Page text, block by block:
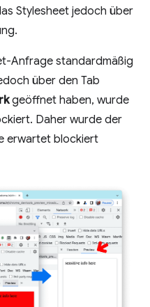
Stylesheet jedoch über
Anfrage standardmäßig
über den Tab
geöffnet haben, wurde
Daher wurde der
erwartet blockiert